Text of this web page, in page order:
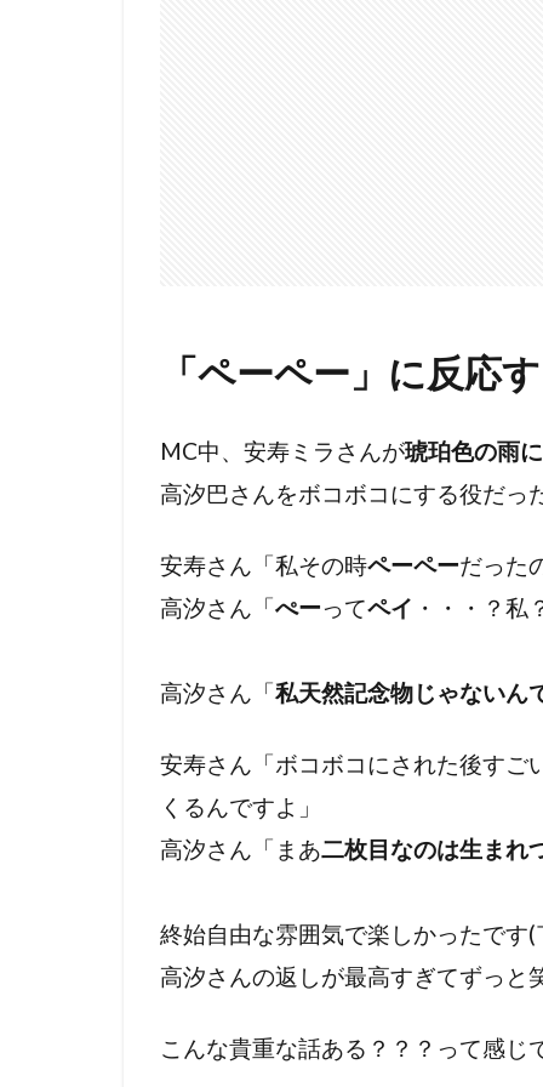
「ペーペー」に反応
MC中、安寿ミラさんが琥珀色の雨
高汐巴さんをボコボコにする役だっ
安寿さん「私その時ペーペーだった
高汐さん「ぺーってペイ ・・・？私
高汐さん「私天然記念物じゃないん
安寿さん「ボコボコにされた後すご
くるんですよ」
高汐さん「まあ二枚目なのは生まれ
終始自由な雰囲気で楽しかったです
高汐さんの返しが最高すぎてずっと
こんな貴重な話ある？？？って感じ